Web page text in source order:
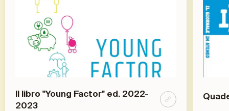
ll libro "Young Factor" ed. 2022-
2023